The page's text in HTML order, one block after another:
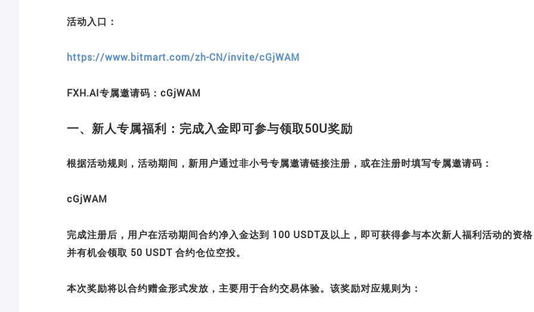
活动入口：
https://www.bitmart.com/zh-CN/invite/cGjWAM
FXH.AI专属邀请码：cGjWAM
一、新人专属福利：完成入金即可参与领取50U奖励
根据活动规则，活动期间，新用户通过非小号专属邀请链接注册，或在注册时填写专属邀请码：
cGjWAM
完成注册后，用户在活动期间合约净入金达到 100 USDT及以上，即可获得参与本次新人福利活动的资
并有机会领取 50 USDT 合约仓位空投。
本次奖励将以合约赠金形式发放，主要用于合约交易体验。该奖励对应规则为：